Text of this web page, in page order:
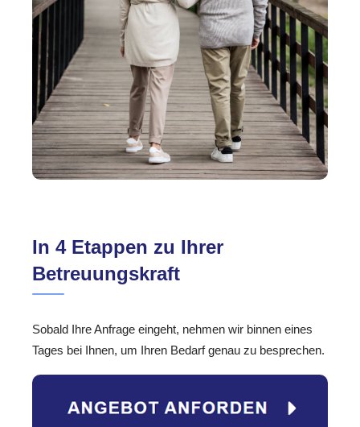
In 4 Etappen zu Ihrer
Betreuungskraft
Sobald Ihre Anfrage eingeht, nehmen wir binnen eines
Tages bei Ihnen, um Ihren Bedarf genau zu besprechen.